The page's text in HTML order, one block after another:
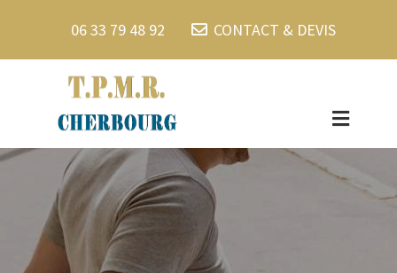
06 33 79 48 92 CONTACT & DEVIS